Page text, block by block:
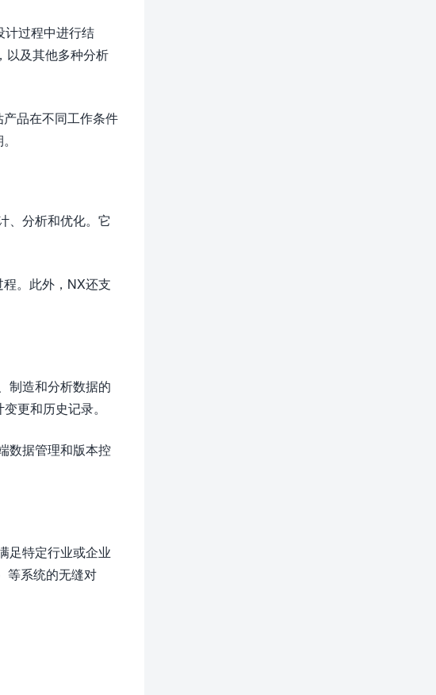
计过程中进行结
以及其他多种分析
品在不同工作条件
、分析和优化。它
。此外，NX还支
制造和分析数据的
更和历史记录。
数据管理和版本控
足特定行业或企业
等系统的无缝对